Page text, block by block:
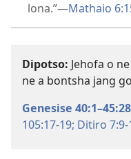
lona.”​—Mathaio
Dipotso: Jehofa o
ne a bontsha jang
Genesise
105:17-19; Ditiro 7:9-